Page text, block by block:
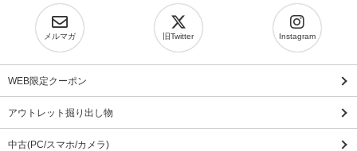
メルマガ 旧Twitter Instagram
WEB限定クーポン
アウトレット掘り出し物
中古(PC/スマホ/カメラ)